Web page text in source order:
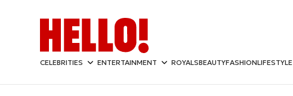
CELEBRITIES ENTERTAINMENT ROYALSBEAUTYFASHIONLIFESTYLE